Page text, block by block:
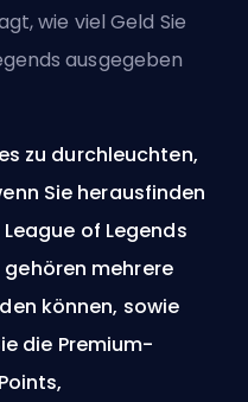
wie viel Geld Sie
ausgegeben
zu durchleuchten,
Sie herausfinden
of Legends
mehrere
können, sowie
die Premium-